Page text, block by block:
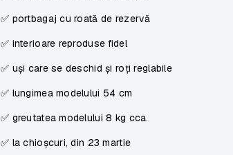
✅ portbagaj cu roată de rezervă
✅ interioare reproduse fidel
✅ uși care se deschid și roți reglabile
✅ lungimea modelului 54 cm
✅ greutatea modelului8 kg cca.
✅ la chioșcuri, din 23 martie